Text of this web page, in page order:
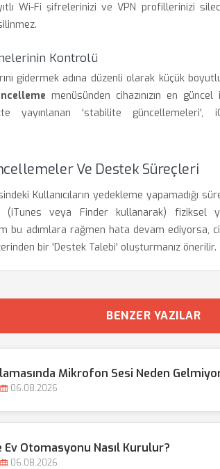
Wi-Fi şifrelerinizi ve VPN profillerinizi
Kontrolü
gidermek adına düzenli olarak küçük
menüsünden cihazınızın en
yayınlanan 'stabilite güncellemeleri',
Ve Destek Süreçleri
Kullanıcıların yedekleme yapamadığı
(iTunes veya Finder kullanarak) fiziksel
bu adımlara rağmen hata devam ediyorsa,
bir 'Destek Talebi' oluşturmanız önerilir.
BENZER YAZILAR
Mikrofon Sesi Neden
06.08.2026
Ev Otomasyonu Nasıl Kurulur?
06.08.2026